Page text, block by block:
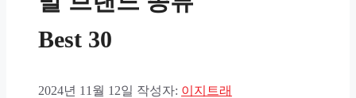
Best 30
2024년 11월 12일 작성자: 이지트래